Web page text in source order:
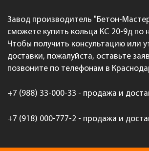
Завод производитель "Бетон-
сможете купить кольца КС 20-9д по
Чтобы получить консультацию или
доставки, пожалуйста, оставьте
позвоните по телефонам в
+7 (988) 33-000-33 - продажа и
+7 (918) 000-777-2 - продажа и